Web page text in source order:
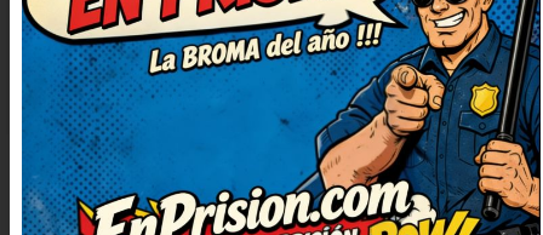
¡enhorabuena! Me he quedado
con una sonrisa tonta, ¡genial!